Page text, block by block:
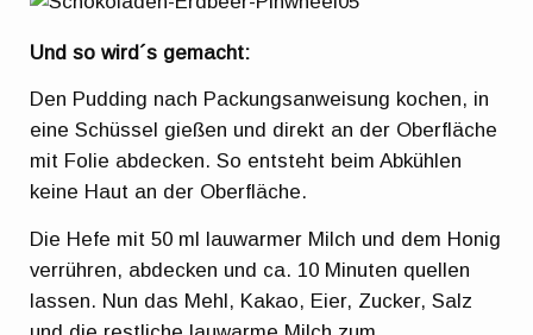
Und so wird´s gemacht:
Den Pudding nach Packungsanweisung kochen, in
eine Schüssel gießen und direkt an der Oberfläche
mit Folie abdecken. So entsteht beim Abkühlen
keine Haut an der Oberfläche.
Die Hefe mit 50 ml lauwarmer Milch und dem Honig
verrühren, abdecken und ca. 10 Minuten quellen
lassen. Nun das Mehl, Kakao, Eier, Zucker, Salz